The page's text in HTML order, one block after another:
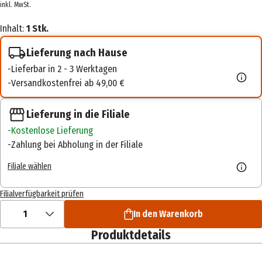
inkl. MwSt.
Inhalt: 1 Stk.
Lieferung nach Hause
Lieferbar in 2 - 3 Werktagen
Versandkostenfrei ab 49,00 €
Lieferung in die Filiale
Kostenlose Lieferung
Zahlung bei Abholung in der Filiale
Filiale wählen
Filialverfügbarkeit prüfen
1 In den Warenkorb
Produktdetails